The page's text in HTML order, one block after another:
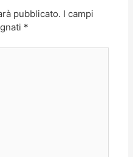
pubblicato. I campi
*